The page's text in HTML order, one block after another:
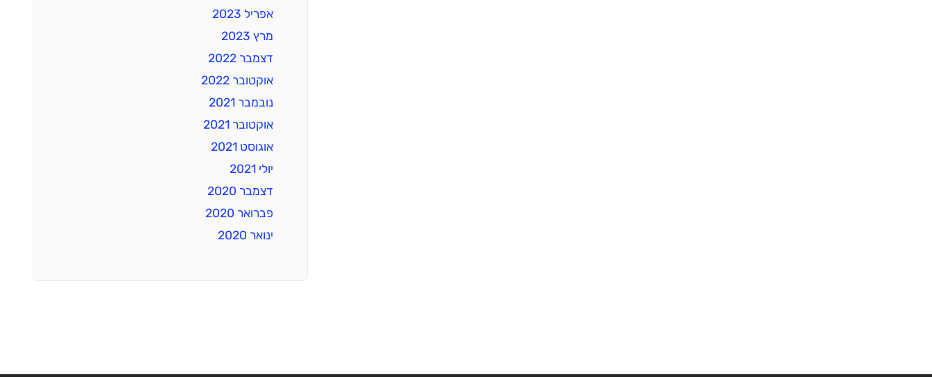
אפריל 2023
מרץ 2023
דצמבר 2022
אוקטובר 2022
נובמבר 2021
אוקטובר 2021
אוגוסט 2021
יולי 2021
דצמבר 2020
פברואר 2020
ינואר 2020